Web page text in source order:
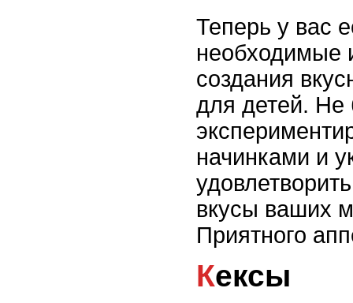
Теперь у вас
необходимые
создания
для детей. Не
начинками и
вкусы ваших
Приятного
Кексы